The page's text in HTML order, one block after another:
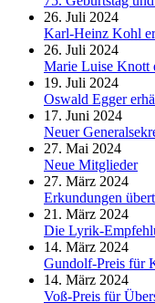
26. Juli 2024
Karl-Heinz Kohl
26. Juli 2024
Marie Luise Knott
19. Juli 2024
Oswald Egger
17. Juni 2024
Neuer
27. Mai 2024
Neue Mitglieder
27. März 2024
Erkundungen
21. März 2024
Die Lyrik-
14. März 2024
Gundolf-Preis für
14. März 2024
Voß-Preis für